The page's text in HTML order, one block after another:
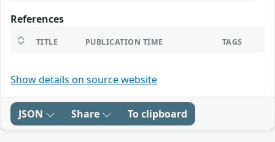
References
TITLE PUBLICATION TIME TAGS
Show details on source website
JSON Share To clipboard